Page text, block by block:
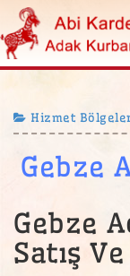
Hizmet
Gebze
Gebze
Satış